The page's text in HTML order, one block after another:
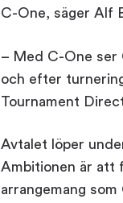
C-One, säger Alf
– Med C-One ser
och efter
Tournament
Avtalet löper
Ambitionen är att
arrangemang